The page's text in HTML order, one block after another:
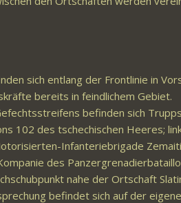
sich entlang der Frontlinie in
bereits in feindlichem Gebiet.
befinden sich
102 des tschechischen Heeres;
Infanteriebrigade
des
nahe der Ortschaft
befindet sich auf der